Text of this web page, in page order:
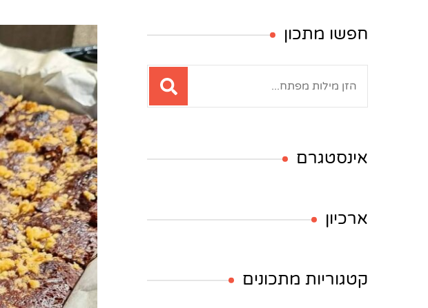
חפשו מתכון
אינסטגרם
ארכיון
קטגוריות מתכונים